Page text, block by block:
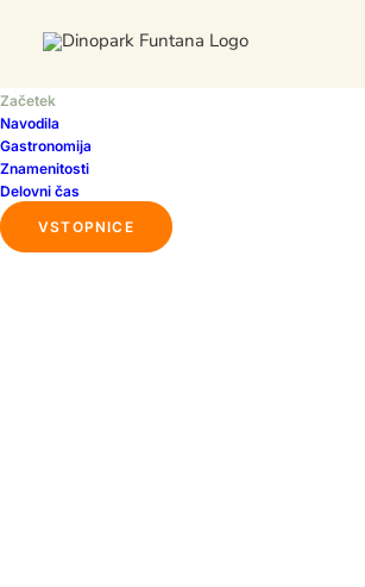
Začetek
Navodila
Gastronomija
Znamenitosti
Delovni čas
VSTOPNICE